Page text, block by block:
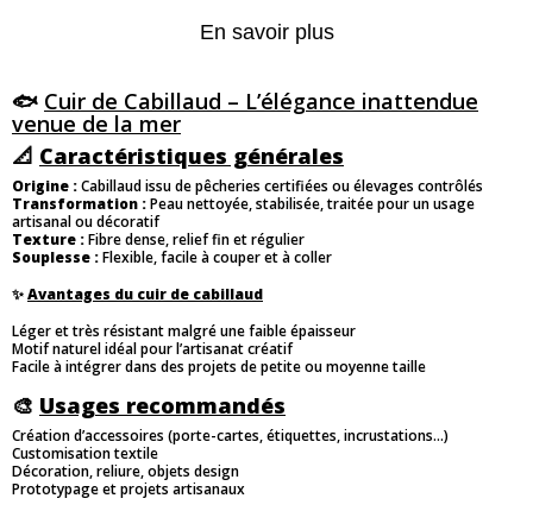
En savoir plus
🐟 Cuir de Cabillaud – L’élégance inattendue
venue de la mer
📐 Caractéristiques générales
Origine :Cabillaud issu de pêcheries certifiées ou élevages contrôlés
Transformation :Peau nettoyée, stabilisée, traitée pour un usage
artisanal ou décoratif
Texture :Fibre dense, relief fin et régulier
Souplesse :Flexible, facile à couper et à coller
✨Avantages du cuir de cabillaud
Léger et très résistant malgré une faible épaisseur
Motif naturel idéal pour l’artisanat créatif
Facile à intégrer dans des projets de petite ou moyenne taille
🎨 Usages recommandés
Création d’accessoires (porte-cartes, étiquettes, incrustations…)
Customisation textile
Décoration, reliure, objets design
Prototypage et projets artisanaux